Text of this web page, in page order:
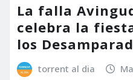
La falla
celebra la
los
torrent al dia